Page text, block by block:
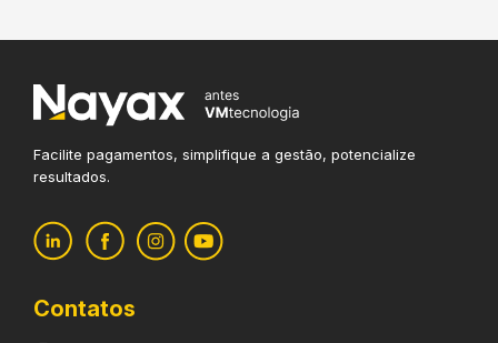
Facilite pagamentos, simplifique a gestão, potencialize
resultados.
Contatos